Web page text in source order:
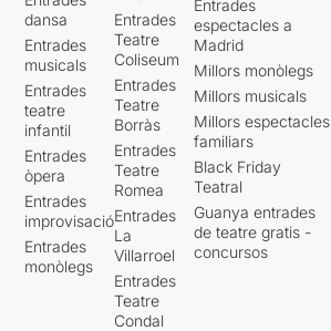
dansa
Entrades
musicals
Entrades
teatre
infantil
Entrades
òpera
Entrades
improvisació
Entrades
monòlegs
Entrades
Teatre
Coliseum
Entrades
Teatre
Borràs
Entrades
Teatre
Romea
Entrades
La
Villarroel
Entrades
Teatre
Condal
Entrades
espectacles a
Madrid
Millors monòlegs
Millors musicals
Millors espectacles
familiars
Black Friday
Teatral
Guanya entrades
de teatre gratis -
concursos